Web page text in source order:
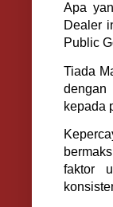
Apa
Dealer
Public
Tiada
dengan
kepada
faktor